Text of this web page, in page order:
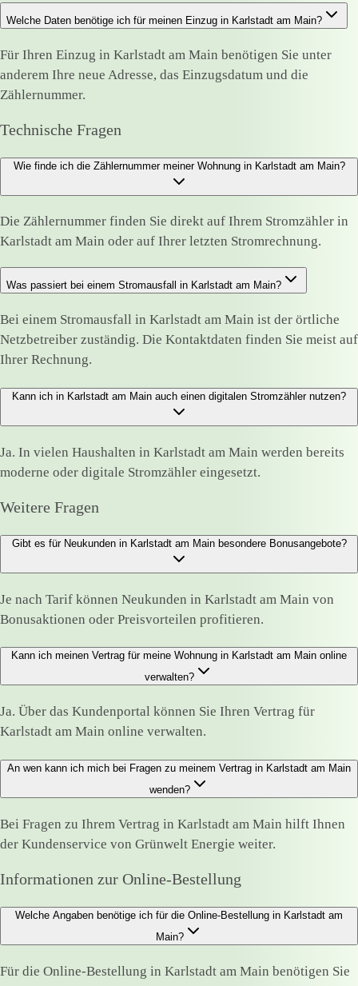
Welche Daten benötige ich für meinen Einzug in Karlstadt am Main?
Für Ihren Einzug in Karlstadt am Main benötigen Sie unter
anderem Ihre neue Adresse, das Einzugsdatum und die
Zählernummer.
Technische Fragen
Wie finde ich die Zählernummer meiner Wohnung in Karlstadt am Main?
Die Zählernummer finden Sie direkt auf Ihrem Stromzähler in
Karlstadt am Main oder auf Ihrer letzten Stromrechnung.
Was passiert bei einem Stromausfall in Karlstadt am Main?
Bei einem Stromausfall in Karlstadt am Main ist der örtliche
Netzbetreiber zuständig. Die Kontaktdaten finden Sie meist auf
Ihrer Rechnung.
Kann ich in Karlstadt am Main auch einen digitalen Stromzähler nutzen?
Ja. In vielen Haushalten in Karlstadt am Main werden bereits
moderne oder digitale Stromzähler eingesetzt.
Weitere Fragen
Gibt es für Neukunden in Karlstadt am Main besondere Bonusangebote?
Je nach Tarif können Neukunden in Karlstadt am Main von
Bonusaktionen oder Preisvorteilen profitieren.
Kann ich meinen Vertrag für meine Wohnung in Karlstadt am Main online
verwalten?
Ja. Über das Kundenportal können Sie Ihren Vertrag für
Karlstadt am Main online verwalten.
An wen kann ich mich bei Fragen zu meinem Vertrag in Karlstadt am Main
wenden?
Bei Fragen zu Ihrem Vertrag in Karlstadt am Main hilft Ihnen
der Kundenservice von Grünwelt Energie weiter.
Informationen zur Online-Bestellung
Welche Angaben benötige ich für die Online-Bestellung in Karlstadt am
Main?
Für die Online-Bestellung in Karlstadt am Main benötigen Sie